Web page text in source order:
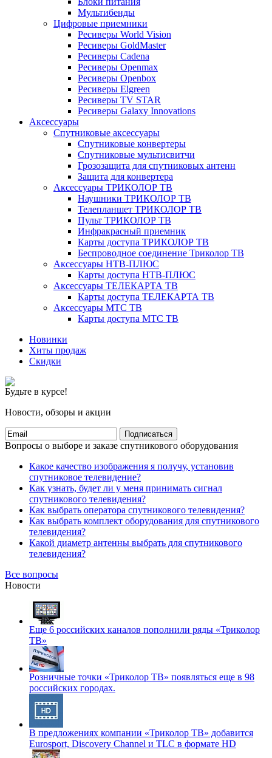
Мультибенды
Цифровые приемники
Ресиверы World Vision
Ресиверы GoldMaster
Ресиверы Cadena
Ресиверы Openmax
Ресиверы Openbox
Ресиверы Elgreen
Ресиверы TV STAR
Ресиверы Galaxy Innovations
Аксессуары
Спутниковые аксессуары
Спутниковые конвертеры
Спутниковые мультисвитчи
Грозозащита для спутниковых антенн
Защита для конвертера
Аксессуары ТРИКОЛОР ТВ
Наушники ТРИКОЛОР ТВ
Телепланшет ТРИКОЛОР ТВ
Пульт ТРИКОЛОР ТВ
Инфракрасный приемник
Карты доступа ТРИКОЛОР ТВ
Беспроводное соединение Триколор ТВ
Аксессуары НТВ-ПЛЮС
Карты доступа НТВ-ПЛЮС
Аксессуары ТЕЛЕКАРТА ТВ
Карты доступа ТЕЛЕКАРТА ТВ
Аксессуары МТС ТВ
Карты доступа МТС ТВ
Новинки
Хиты продаж
Скидки
Будьте в курсе!
Новости, обзоры и акции
Подписаться
Вопросы о выборе и заказе спутникового оборудования
Какое качество изображения я получу, установив
спутниковое телевидение?
Как узнать, будет ли у меня принимать сигнал
спутникового телевидения?
Как выбрать оператора спутникового телевидения?
Как выбрать комплект оборудования для спутникового
телевидения?
Какой диаметр антенны выбрать для спутникового
телевидения?
Все вопросы
Новости
Еще 6 российских каналов пополнили ряды «Триколор
ТВ»
Розничные точки «Триколор ТВ» появляться еще в 98
российских городах.
В предложениях компании «Триколор ТВ» добавится
Eurosport, Discovery Channel и TLC в формате HD